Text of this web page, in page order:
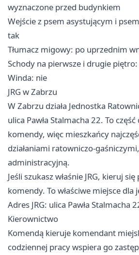
wyznaczone przed budynkiem
Wejście z psem asystującym i
tak
Tłumacz migowy: po uprzednim
Schody na pierwsze i drugie
Winda: nie
JRG w Zabrzu
W Zabrzu działa Jednostka
ulica Pawła Stalmacha 22. To
komendy, więc mieszkańcy
działaniami ratowniczo-
administracyjną.
Jeśli szukasz właśnie JRG, kieruj
komendy. To właściwe miejsce
Adres JRG: ulica Pawła Stalmacha
Kierownictwo
Komendą kieruje komendant
codziennej pracy wspiera go